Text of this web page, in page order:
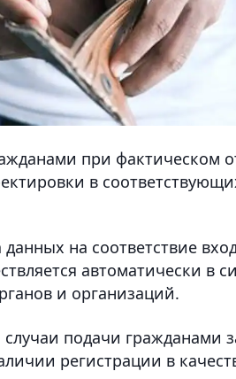
при фактическом
в
на соответствие
автоматически в
и организаций.
случаи подачи гражданами
регистрации в